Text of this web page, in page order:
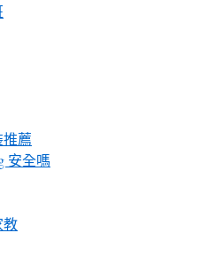
薦
安全嗎
教